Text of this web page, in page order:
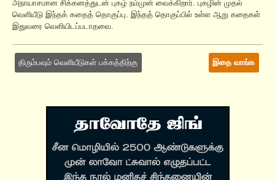
அநாயாசமான சிக்கனத்துடன் புகழ் நம்முன் வைக்கிறார். புகழின் முதல்
வெளியீடு இந்தக் கதைத் தொகுப்பு. இந்தத் தொகுப்பில் உள்ள ஆறு கதைகள்
இதுவரை வெளியிடப்படாதவை.
திரும்பவும் வெளியீடுகள் பக்கத்திற்கு இதை வாங்க